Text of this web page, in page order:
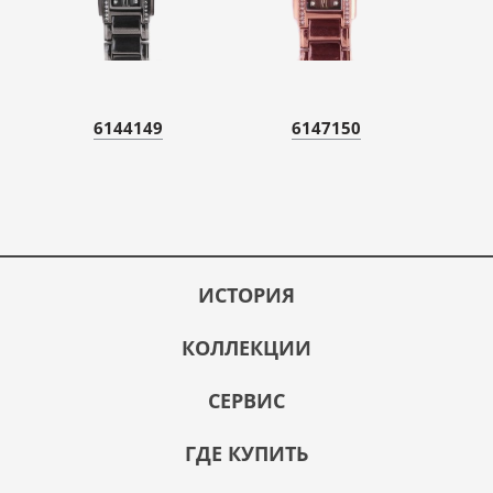
6144149 6147150
ИСТОРИЯ
КОЛЛЕКЦИИ
СЕРВИС
ГДЕ КУПИТЬ